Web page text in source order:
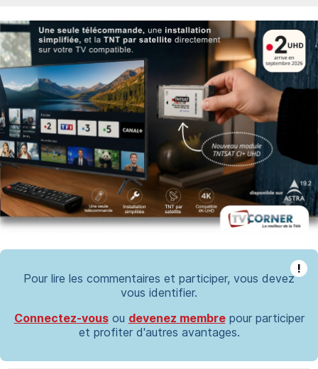
!
Pour lire les commentaires et participer, vous devez
vous identifier.
Connectez-vousou devenez membrepour participer
et profiter d'autres avantages.